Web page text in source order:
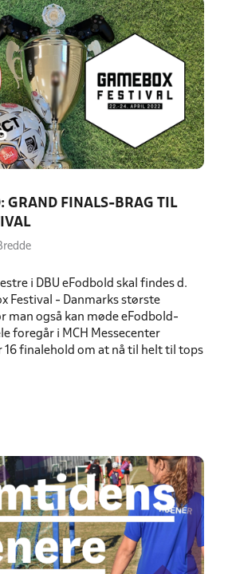
GRAND FINALS-BRAG TIL
i DBU eFodbold skal findes d.
Festival - Danmarks største
man også kan møde eFodbold-
foregår i MCH Messecenter
16 finalehold om at nå til helt til tops